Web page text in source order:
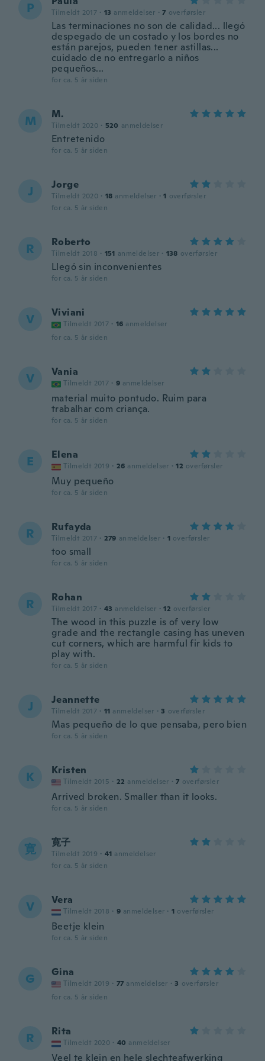
P Tilmeldt 2017 · 13 anmeldelser · 7 overførsler
Las terminaciones no son de calidad... llegó
despegado de un costado y los bordes no
están parejos, pueden tener astillas...
cuidado de no entregarlo a niños
pequeños...
for ca. 5 år siden
M M.
Tilmeldt 2020 · 520 anmeldelser
Entretenido
for ca. 5 år siden
J Jorge
Tilmeldt 2020 · 18 anmeldelser · 1 overførsler
for ca. 5 år siden
R Roberto
Tilmeldt 2018 · 151 anmeldelser · 138 overførsler
Llegó sin inconvenientes
for ca. 5 år siden
V Viviani
Tilmeldt 2017 · 16 anmeldelser
for ca. 5 år siden
V Vania
Tilmeldt 2017 · 9 anmeldelser
material muito pontudo. Ruim para
trabalhar com criança.
for ca. 5 år siden
E Elena
Tilmeldt 2019 · 26 anmeldelser · 12 overførsler
Muy pequeño
for ca. 5 år siden
R Rufayda
Tilmeldt 2017 · 279 anmeldelser · 1 overførsler
too small
for ca. 5 år siden
R Rohan
Tilmeldt 2017 · 43 anmeldelser · 12 overførsler
The wood in this puzzle is of very low
grade and the rectangle casing has uneven
cut corners, which are harmful fir kids to
play with.
for ca. 5 år siden
J Jeannette
Tilmeldt 2017 · 11 anmeldelser · 3 overførsler
Mas pequeño de lo que pensaba, pero bien
for ca. 5 år siden
K Kristen
Tilmeldt 2015 · 22 anmeldelser · 7 overførsler
Arrived broken. Smaller than it looks.
for ca. 5 år siden
寛 寛子
Tilmeldt 2019 · 41 anmeldelser
for ca. 5 år siden
V Vera
Tilmeldt 2018 · 9 anmeldelser · 1 overførsler
Beetje klein
for ca. 5 år siden
G Gina
Tilmeldt 2019 · 77 anmeldelser · 3 overførsler
for ca. 5 år siden
R Rita
Tilmeldt 2020 · 40 anmeldelser
Veel te klein en hele slechteafwerking